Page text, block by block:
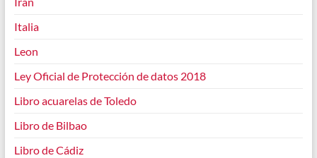
Italia
Leon
Ley Oficial de Protección de datos 2018
Libro acuarelas de Toledo
Libro de Bilbao
Libro de Cádiz